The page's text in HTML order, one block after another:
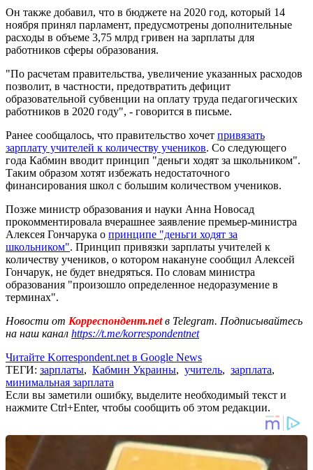
Он также добавил, что в бюджете на 2020 год, который 14
ноября принял парламент, предусмотрены дополнительные
расходы в объеме 3,75 млрд гривен на зарплаты для
работников сферы образования.
"По расчетам правительства, увеличение указанных расходов
позволит, в частности, предотвратить дефицит
образовательной субвенции на оплату труда педагогических
работников в 2020 году", - говорится в письме.
Ранее сообщалось, что правительство хочет привязать
зарплату учителей к количеству учеников. Со следующего
года Кабмин вводит принцип "деньги ходят за школьником".
Таким образом хотят избежать недостаточного
финансирования школ с большим количеством учеников.
Позже министр образования и науки Анна Новосад
прокомментировала вчерашнее заявление премьер-министра
Алексея Гончарука о принципе "деньги ходят за
школьником". Принцип привязки зарплаты учителей к
количеству учеников, о котором накануне сообщил Алексей
Гончарук, не будет внедряться. По словам министра
образования "произошло определенное недоразумение в
терминах".
Новости от Корреспондент.netв Telegram. Подписывайтесь
на наш канал https://t.me/korrespondentnet
Читайте Korrespondent.net в Google News
ТЕГИ: зарплаты, Кабмин Украины, учитель, зарплата,
минимальная зарплата
Если вы заметили ошибку, выделите необходимый текст и
нажмите Ctrl+Enter, чтобы сообщить об этом редакции.